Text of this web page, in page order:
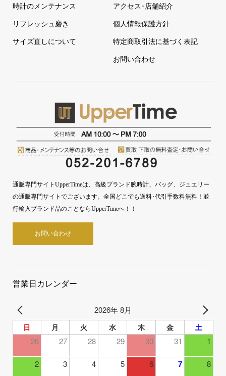
時計のメンテナンス
リフレッシュ磨き
サイズ直しについて
アクセス･店舗紹介
個人情報保護方針
特定商取引法に基づく表記
お問い合わせ
通販専門サイトUpperTimeは、高級ブランド腕時計、バッグ、ジュエリー
の通販専門サイトでございます。全国どこでも送料･代引手数料無料！並
行輸入ブランド品のことならUpperTimeへ！！
お問い合わせ
営業日カレンダー
2026年 8月
日 月 火 水 木 金 土
26 27 28 29 30 31 1
2 3 4 5 6 7 8